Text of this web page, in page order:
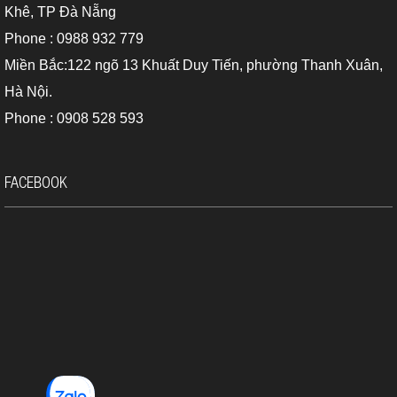
Khê, TP Đà Nẵng
Phone : 0988 932 779
Miền Bắc:122 ngõ 13 Khuất Duy Tiến, phường Thanh Xuân,
Hà Nội.
Phone : 0908 528 593
FACEBOOK